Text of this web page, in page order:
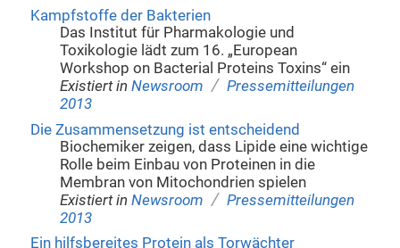
Kampfstoffe der Bakterien
Das Institut für Pharmakologie und
Toxikologie lädt zum 16. „European
Workshop on Bacterial Proteins Toxins“ ein
Existiert in Newsroom / Pressemitteilungen
2013
Die Zusammensetzung ist entscheidend
Biochemiker zeigen, dass Lipide eine wichtige
Rolle beim Einbau von Proteinen in die
Membran von Mitochondrien spielen
Existiert in Newsroom / Pressemitteilungen
2013
Ein hilfsbereites Protein als Torwächter